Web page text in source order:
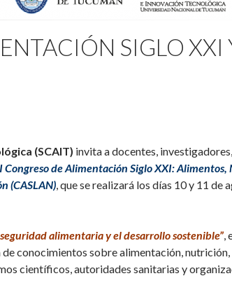
SIGLO XXI
(SCAIT) invita a docentes,
Congreso de Alimentación Siglo XXI:
(CASLAN), que se realizará los días 10 y 11 de
alimentaria y el desarrollo sostenible”,
conocimientos sobre alimentación,
científicos, autoridades sanitarias y